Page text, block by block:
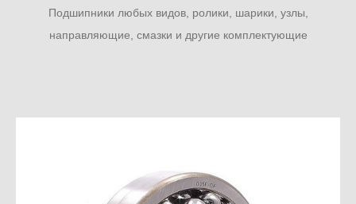
Подшипники любых видов, ролики, шарики, узлы,
направляющие, смазки и другие комплектующие